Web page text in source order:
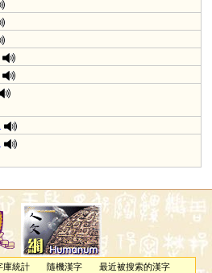
庫統計 隨機漢字 最近被搜索的漢字